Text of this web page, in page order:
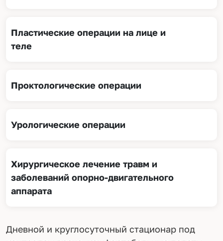
Пластические операции на лице и
теле
Проктологические операции
Урологические операции
Хирургическое лечение травм и
заболеваний опорно-двигательного
аппарата
Дневной и круглосуточный стационар под